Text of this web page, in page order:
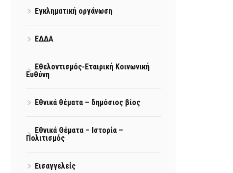
Εγκληματική οργάνωση
ΕΔΔΑ
Εθελοντισμός-Εταιρική Κοινωνική
Ευθύνη
Εθνικά θέματα – δημόσιος βίος
Εθνικά Θέματα – Ιστορία –
Πολιτισμός
Εισαγγελείς